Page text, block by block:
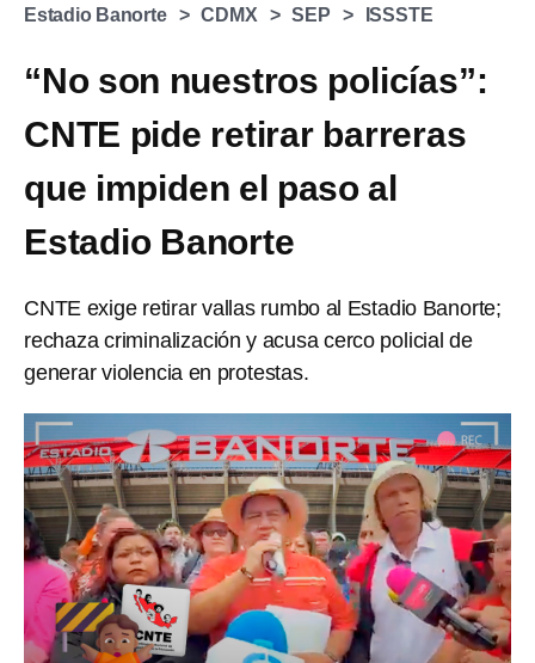
Estadio Banorte CDMX SEP ISSSTE
“No son nuestros policías”:
CNTE pide retirar barreras
que impiden el paso al
Estadio Banorte
CNTE exige retirar vallas rumbo al Estadio Banorte;
rechaza criminalización y acusa cerco policial de
generar violencia en protestas.